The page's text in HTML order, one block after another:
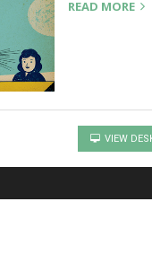
READ MORE
VIEW